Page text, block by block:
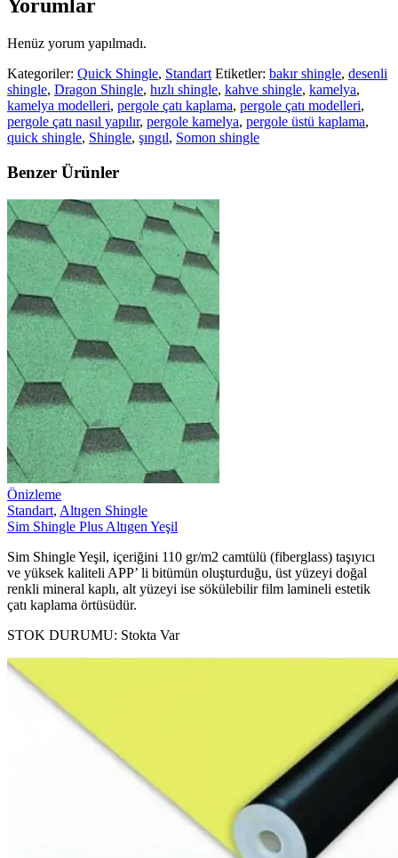
Yorumlar
Henüz yorum yapılmadı.
Kategoriler: Quick Shingle, Standart Etiketler: bakır shingle, desenli
shingle, Dragon Shingle, hızlı shingle, kahve shingle, kamelya,
kamelya modelleri, pergole çatı kaplama, pergole çatı modelleri,
pergole çatı nasıl yapılır, pergole kamelya, pergole üstü kaplama,
quick shingle, Shingle, şıngıl, Somon shingle
Benzer Ürünler
Önizleme
Standart, Altıgen Shingle
Sim Shingle Plus Altıgen Yeşil
Sim Shingle Yeşil, içeriğini 110 gr/m2 camtülü (fiberglass) taşıyıcı
ve yüksek kaliteli APP’ li bitümün oluşturduğu, üst yüzeyi doğal
renkli mineral kaplı, alt yüzeyi ise sökülebilir film lamineli estetik
çatı kaplama örtüsüdür.
STOK DURUMU: Stokta Var